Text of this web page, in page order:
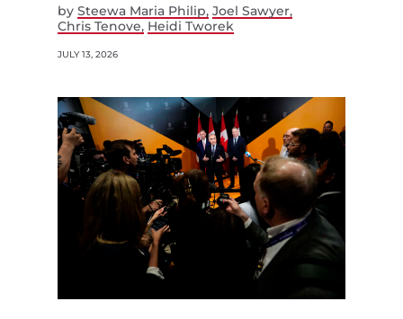
by Steewa Maria Philip Joel Sawyer
Chris Tenove Heidi Tworek
JULY 13, 2026